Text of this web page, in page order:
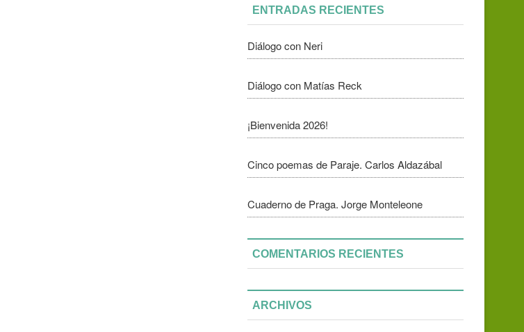
ENTRADAS RECIENTES
Diálogo con Neri
Diálogo con Matías Reck
¡Bienvenida 2026!
Cinco poemas de Paraje. Carlos Aldazábal
Cuaderno de Praga. Jorge Monteleone
COMENTARIOS RECIENTES
ARCHIVOS